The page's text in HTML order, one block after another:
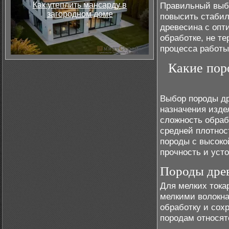
Как утеплить мансарду в
загородном доме
Правильный
повысить
древесина с
обработке, не
процесса
Какие
Выбор породы
назначения
сложность
средней
породы с
прочность и
Породы
Для мелких
мелкими
обработку и
породам